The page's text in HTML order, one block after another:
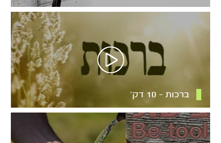
ברכות – 10 דק’